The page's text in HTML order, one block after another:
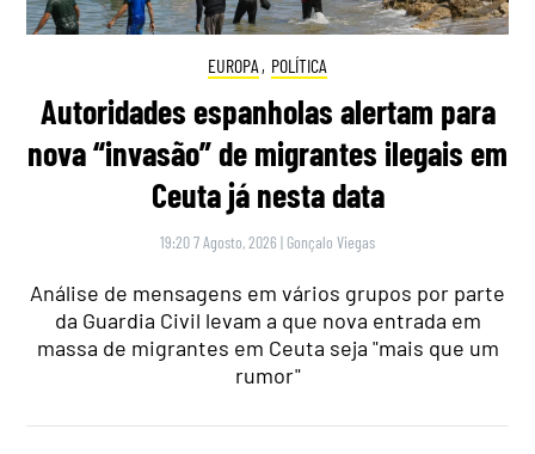
EUROPA , POLÍTICA
Autoridades espanholas alertam para
nova “invasão” de migrantes ilegais em
Ceuta já nesta data
19:20 7 Agosto, 2026 | Gonçalo Viegas
Análise de mensagens em vários grupos por parte
da Guardia Civil levam a que nova entrada em
massa de migrantes em Ceuta seja "mais que um
rumor"